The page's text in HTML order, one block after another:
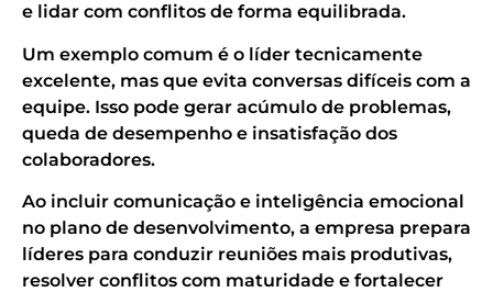
e lidar com conflitos de forma equilibrada.
Um exemplo comum é o líder tecnicamente
excelente, mas que evita conversas difíceis com a
equipe. Isso pode gerar acúmulo de problemas,
queda de desempenho e insatisfação dos
colaboradores.
Ao incluir comunicação e inteligência emocional
no plano de desenvolvimento, a empresa prepara
líderes para conduzir reuniões mais produtivas,
resolver conflitos com maturidade e fortalecer